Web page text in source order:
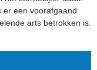
er een voorafgaand
arts betrokken is.